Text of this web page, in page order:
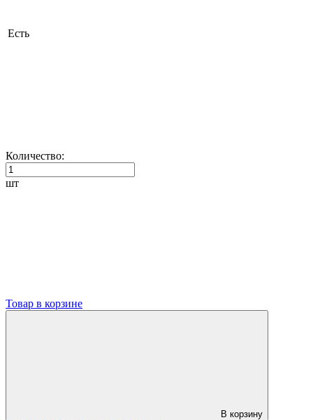
Есть
Количество:
шт
Товар в корзине
В корзину